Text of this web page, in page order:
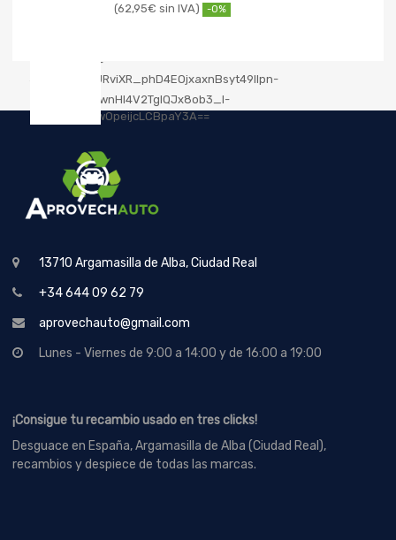
62,95€ -0%
13710 Argamasilla de Alba, Ciudad Real
+34 644 09 62 79
aprovechauto@gmail.com
Lunes - Viernes de 9:00 a 14:00 y de 16:00 a 19:00
¡Consigue tu recambio usado en tres clicks!
Desguace en España, Argamasilla de Alba (Ciudad Real),
recambios y despiece de todas las marcas.